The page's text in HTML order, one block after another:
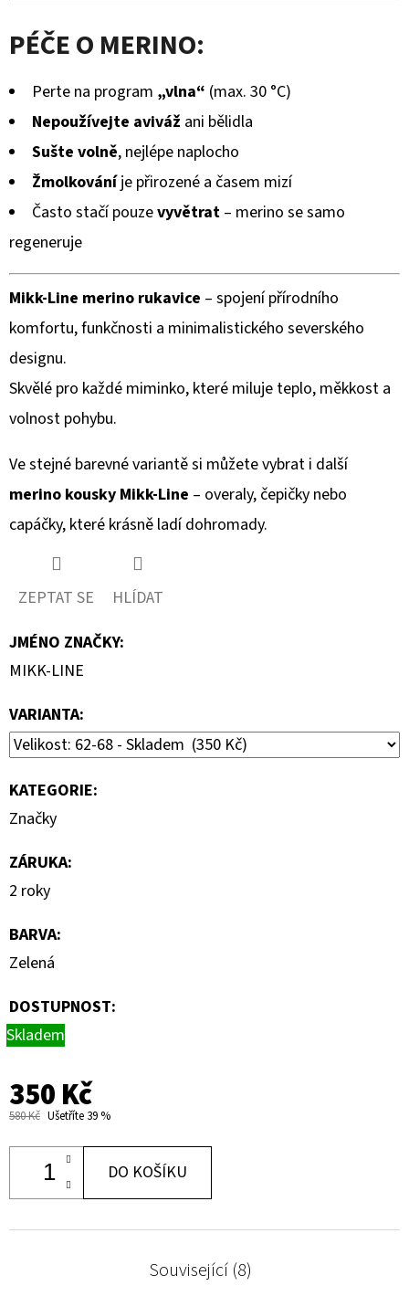
PÉČE O MERINO:
Perte na program „vlna“ (max. 30 °C)
Nepoužívejte aviváž ani bělidla
Sušte volně, nejlépe naplocho
Žmolkováníje přirozené a časem mizí
Často stačí pouzevyvětrat – merino se samo
regeneruje
Mikk-Line merino rukavice – spojení přírodního
komfortu, funkčnosti a minimalistického severského
designu.
Skvělé pro každé miminko, které miluje teplo, měkkost a
volnost pohybu.
Ve stejné barevné variantě si můžete vybrat i další
merino kousky Mikk-Line – overaly, čepičky nebo
capáčky, které krásně ladí dohromady.
ZEPTAT SE
HLÍDAT
JMÉNO ZNAČKY:
MIKK-LINE
VARIANTA:
KATEGORIE:
Značky
ZÁRUKA:
2 roky
BARVA:
Zelená
DOSTUPNOST:
Skladem
350 Kč
580 Kč Ušetříte 39 %
DO KOŠÍKU
Související (8)